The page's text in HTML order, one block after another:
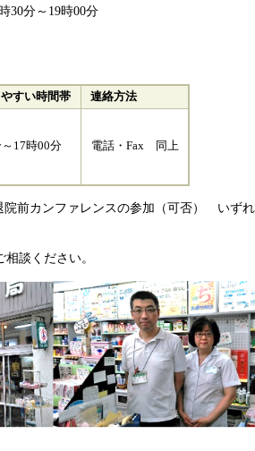
30分～19時00分
すい時間帯 連絡方法
17時00分 電話・Fax 同上
前カンファレンスの参加（可否） いずれ
談ください。